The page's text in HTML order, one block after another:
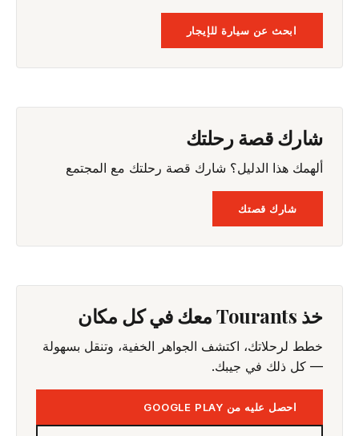
ابحث عن سيارة للإيجار
شارك قصة رحلتك
ألهمك هذا الدليل؟ شارك قصة رحلتك مع المجتمع
شارك قصتك
خذ Tourants معك في كل مكان
خطط لرحلاتك، اكتشف الجواهر الخفية، وتنقل بسهولة
— كل ذلك في جيبك.
احصل عليه من GOOGLE PLAY